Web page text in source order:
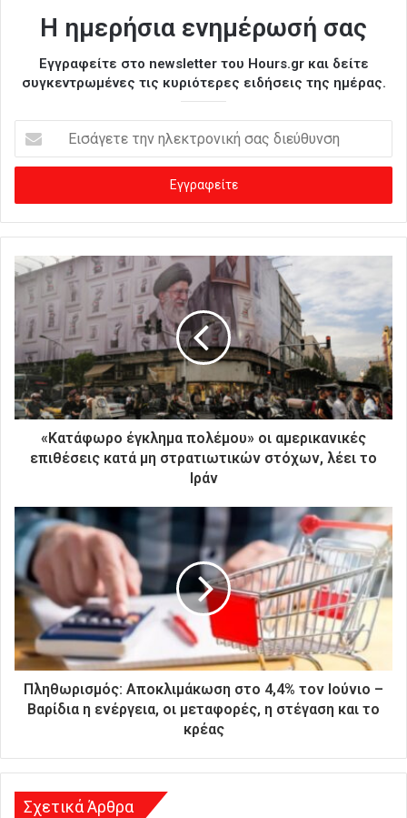
Η ημερήσια ενημέρωσή σας
Εγγραφείτε στο newsletter του Hours.gr και δείτε
συγκεντρωμένες τις κυριότερες ειδήσεις της ημέρας.
σ
γ
ε
ε
ν
η
ε
κ
τ
κ
ή
σ
α
ς
ε
ύ
η
«Κατάφωρο έγκλημα πολέμου» οι αμερικανικές
επιθέσεις κατά μη στρατιωτικών στόχων, λέει το
Ιράν
Πληθωρισμός: Αποκλιμάκωση στο 4,4% τον Ιούνιο –
Βαρίδια η ενέργεια, οι μεταφορές, η στέγαση και το
κρέας
Σχετικά Άρθρα